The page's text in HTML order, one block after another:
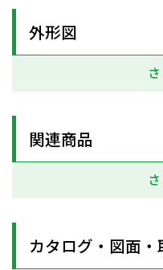
外形図
関連商品
カタログ・図面・